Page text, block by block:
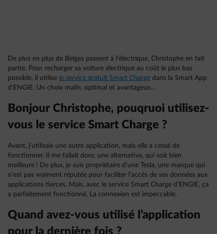
De plus en plus de Belges passent à l’électrique, Christophe en fait
partie. Pour recharger sa voiture électrique au coût le plus bas
possible, il utilise le service gratuit Smart Charge dans la Smart App
d’ENGIE. Un choix malin, optimal et avantageux…
Bonjour Christophe, pouqruoi utilisez-
vous le service Smart Charge ?
Avant, j’utilisais une autre application, mais elle a cessé de
fonctionner. Il me fallait donc une alternative, qui soit bien
meilleure ! De plus, je suis propriétaire d’une Tesla, une marque qui
n’est pas vraiment réputée pour faciliter l’accès de ses données aux
applications tierces. Mais, avec le service Smart Charge d’ENGIE, ça
a parfaitement fonctionné. La connexion est impeccable.
Quand avez-vous utilisé l’application